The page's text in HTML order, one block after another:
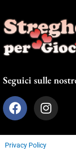
Seguici sulle
F
a
e
I
n
t
Privacy Policy